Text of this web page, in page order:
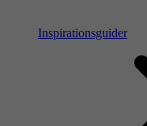
Inspirationsguider